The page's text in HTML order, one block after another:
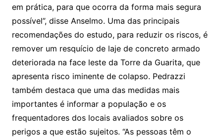
em prática, para que ocorra da forma mais segura
possível”, disse Anselmo. Uma das principais
recomendações do estudo, para reduzir os riscos, é
remover um resquício de laje de concreto armado
deteriorada na face leste da Torre da Guarita, que
apresenta risco iminente de colapso. Pedrazzi
também destaca que uma das medidas mais
importantes é informar a população e os
frequentadores dos locais avaliados sobre os
perigos a que estão sujeitos. “As pessoas têm o